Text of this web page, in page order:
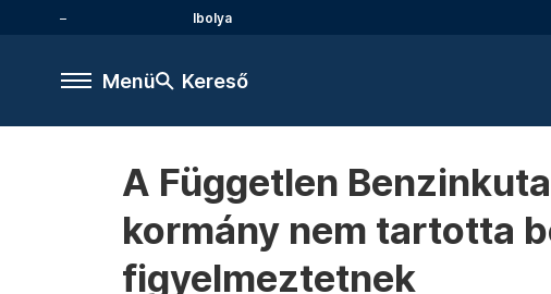
Ibolya
Menü Kereső
A Független
kormány nem tartotta
figyelmeztetnek